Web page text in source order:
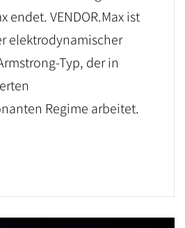
endet. VENDOR.Max ist
elektrodynamischer
Typ, der in
Regime arbeitet.